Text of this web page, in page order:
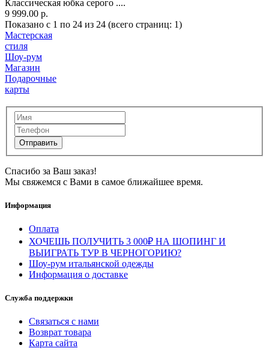
Классическая юбка серого ....
9 999.00 р.
Показано с 1 по 24 из 24 (всего страниц: 1)
Мастерская
стиля
Шоу-рум
Магазин
Подарочные
карты
Спасибо за Ваш заказ!
Мы свяжемся с Вами в самое ближайшее время.
Информация
Оплата
ХОЧЕШЬ ПОЛУЧИТЬ 3 000₽ НА ШОПИНГ И
ВЫИГРАТЬ ТУР В ЧЕРНОГОРИЮ?
Шоу-рум итальянской одежды
Информация о доставке
Служба поддержки
Связаться с нами
Возврат товара
Карта сайта